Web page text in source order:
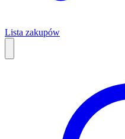
Lista zakupów